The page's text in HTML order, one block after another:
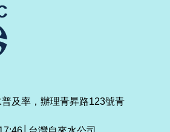
及率，辦理青昇路123號青